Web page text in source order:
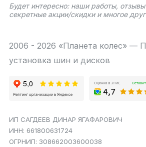
Будет интересно: наши работы, отзывы
секретные акции/скидки и многое
2006 - 2026 «Планета колес» —
установка шин и дисков
ИП САГДЕЕВ ДИНАР ЯГАФАРОВИЧ
ИНН: 661800631724
ОГРНИП: 308662003600038